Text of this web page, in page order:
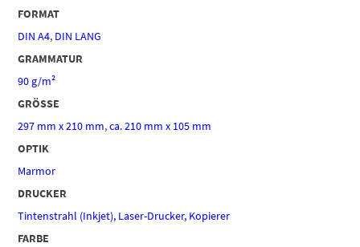
FORMAT
DIN A4, DIN LANG
GRAMMATUR
90 g/m²
GRÖSSE
297 mm x 210 mm,ca. 210 mm x 105 mm
OPTIK
Marmor
DRUCKER
Tintenstrahl (Inkjet), Laser-Drucker, Kopierer
FARBE